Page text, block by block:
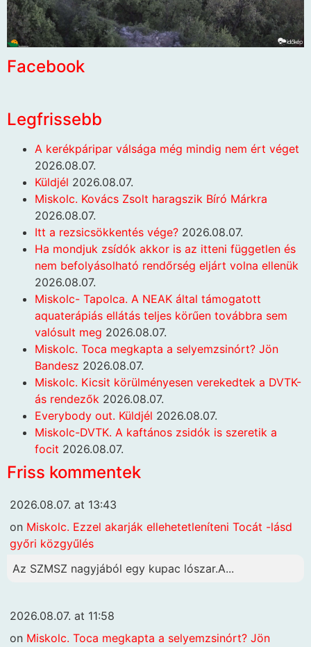
Facebook
Legfrissebb
A kerékpáripar válsága még mindig nem ért véget
2026.08.07.
Küldjél 2026.08.07.
Miskolc. Kovács Zsolt haragszik Bíró Márkra
2026.08.07.
Itt a rezsicsökkentés vége? 2026.08.07.
Ha mondjuk zsídók akkor is az itteni független és
nem befolyásolható rendőrség eljárt volna ellenük
2026.08.07.
Miskolc- Tapolca. A NEAK által támogatott
aquaterápiás ellátás teljes körűen továbbra sem
valósult meg 2026.08.07.
Miskolc. Toca megkapta a selyemzsinórt? Jön
Bandesz 2026.08.07.
Miskolc. Kicsit körülményesen verekedtek a DVTK-
ás rendezők 2026.08.07.
Everybody out. Küldjél 2026.08.07.
Miskolc-DVTK. A kaftános zsidók is szeretik a
focit 2026.08.07.
Friss kommentek
2026.08.07. at 13:43
on Miskolc. Ezzel akarják ellehetetleníteni Tocát -lásd
győri közgyűlés
Az SZMSZ nagyjából egy kupac lószar.A...
2026.08.07. at 11:58
on Miskolc. Toca megkapta a selyemzsinórt? Jön